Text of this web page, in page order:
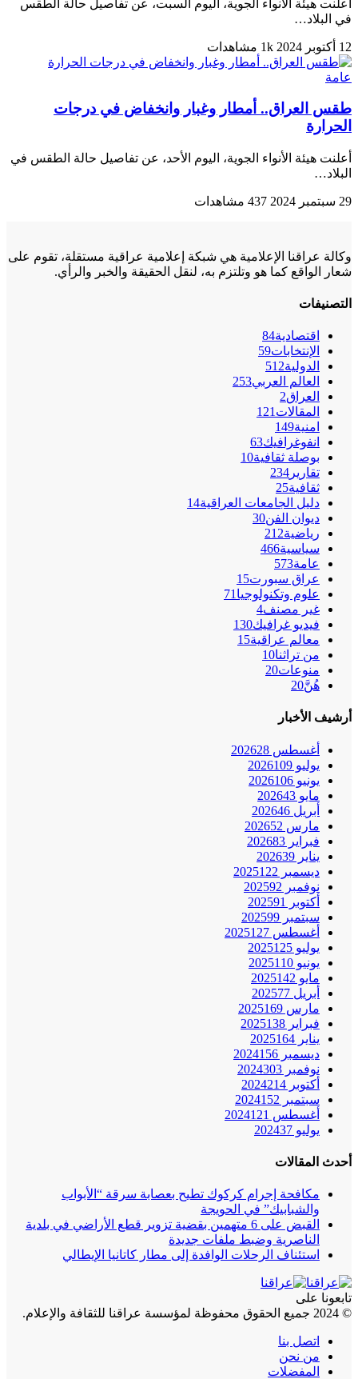
أعلنت هيئة الأنواء الجوية، اليوم السبت، عن تفاصيل حالة الطقس
في البلاد…
12 أكتوبر 2024 1k مشاهدات
عامة
طقس العراق.. أمطار وغبار وانخفاض في درجات
الحرارة
أعلنت هيئة الأنواء الجوية، اليوم الأحد، عن تفاصيل حالة الطقس في
البلاد…
29 سبتمبر 2024 437 مشاهدات
وكالة عراقنا الإعلامية هي شبكة إعلامية عراقية مستقلة، تقوم على
شعار الواقع كما هو وتلتزم به، لنقل الحقيقة والخبر والرأي.
التصنيفات
اقتصادية84
الإنتخابات59
الدولية512
العالم العربي253
العراق2
المقالات 121
امنية149
انفوغرافيك63
بوصلة ثقافية10
تقارير 234
ثقافية25
دليل الجامعات العراقية14
ديوان الفن30
رياضية212
سياسية466
عامة573
عراق سبورت15
علوم وتكنولوجيا 71
غير مصنف4
فيديو غرافيك130
معالم عراقية15
من تراثنا10
منوعات20
هُنَّ20
أرشيف الأخبار
أغسطس 2026 28
يوليو 2026 109
يونيو 2026 106
مايو 2026 43
أبريل 2026 46
مارس 2026 52
فبراير 2026 83
يناير 2026 39
ديسمبر 2025 122
نوفمبر 2025 92
أكتوبر 2025
91
سبتمبر 2025 99
أغسطس 2025 127
يوليو 2025 125
يونيو 2025 110
مايو 2025 142
أبريل 2025 77
مارس 2025 169
فبراير 2025 138
يناير 2025 164
ديسمبر 2024 156
نوفمبر 2024 303
أكتوبر 2024 214
سبتمبر 2024 152
أغسطس 2024 121
يوليو 2024 37
أحدث المقالات
مكافحة إجرام كركوك تطيح بعصابة سرقة “الأبواب
والشبابيك” في الحويجة
القبض على 6 متهمين بقضية تزوير قطع الأراضي في بلدية
الناصرية وضبط ملفات جديدة
استئناف الرحلات الوافدة إلى مطار كاتانيا الإيطالي
تابعونا على
© 2024 جميع الحقوق محفوظة لمؤسسة عراقنا للثقافة والإعلام.
اتصل بنا
من نحن
المفضلات